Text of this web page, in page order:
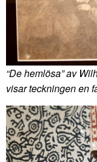
“De hemlösa” av
visar teckningen en